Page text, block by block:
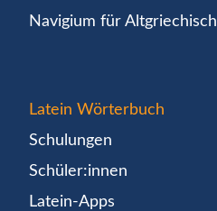
Navigium für Altgriechisch
Latein Wörterbuch
Schulungen
Schüler:innen
Latein-Apps